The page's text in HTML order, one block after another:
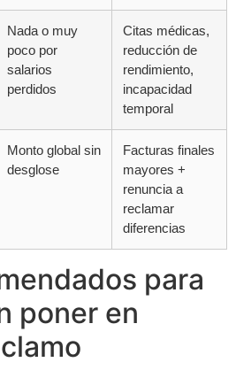
Nada o muy
poco por
salarios
perdidos
Citas médicas,
reducción de
rendimiento,
incapacidad
temporal
Monto global sin
desglose
Facturas finales
mayores +
renuncia a
reclamar
diferencias
para
poner en